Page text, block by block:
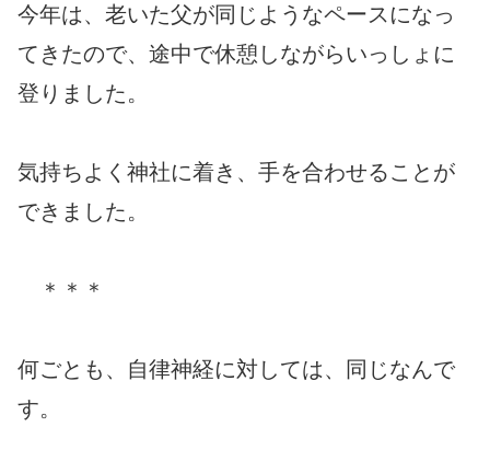
今年は、老いた父が同じようなペースになっ
てきたので、途中で休憩しながらいっしょに
登りました。
気持ちよく神社に着き、手を合わせることが
できました。
＊＊＊
何ごとも、自律神経に対しては、同じなんで
す。